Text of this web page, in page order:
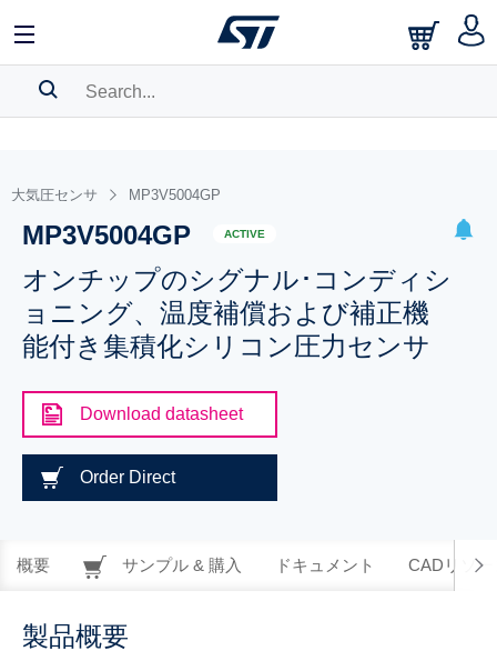
BOOKMARK
Please log into show your saved searches.
大気圧センサ MP3V5004GP
MP3V5004GP ACTIVE
オンチップのシグナル･コンディシ
ョニング、温度補償および補正機
能付き集積化シリコン圧力センサ
Download datasheet
Order Direct
概要 サンプル & 購入 ドキュメント CADリソー
製品概要